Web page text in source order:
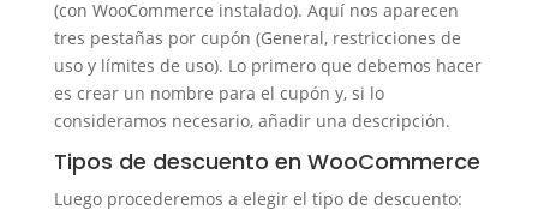
(con WooCommerce instalado). Aquí nos aparecen
tres pestañas por cupón (General, restricciones de
uso y límites de uso). Lo primero que debemos hacer
es crear un nombre para el cupón y, si lo
consideramos necesario, añadir una descripción.
Tipos de descuento en WooCommerce
Luego procederemos a elegir el tipo de descuento: